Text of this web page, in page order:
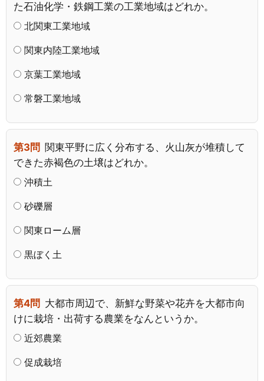
た石油化学・鉄鋼工業の工業地域はどれか。
北関東工業地域
関東内陸工業地域
京葉工業地域
常磐工業地域
第3問 関東平野に広く分布する、火山灰が堆積して
できた赤褐色の土壌はどれか。
沖積土
砂礫層
関東ローム層
黒ぼく土
第4問 大都市周辺で、新鮮な野菜や花卉を大都市向
けに栽培・出荷する農業をなんというか。
近郊農業
促成栽培